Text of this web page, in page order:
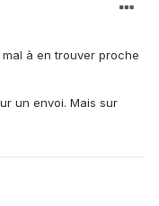
à en trouver proche
un envoi. Mais sur